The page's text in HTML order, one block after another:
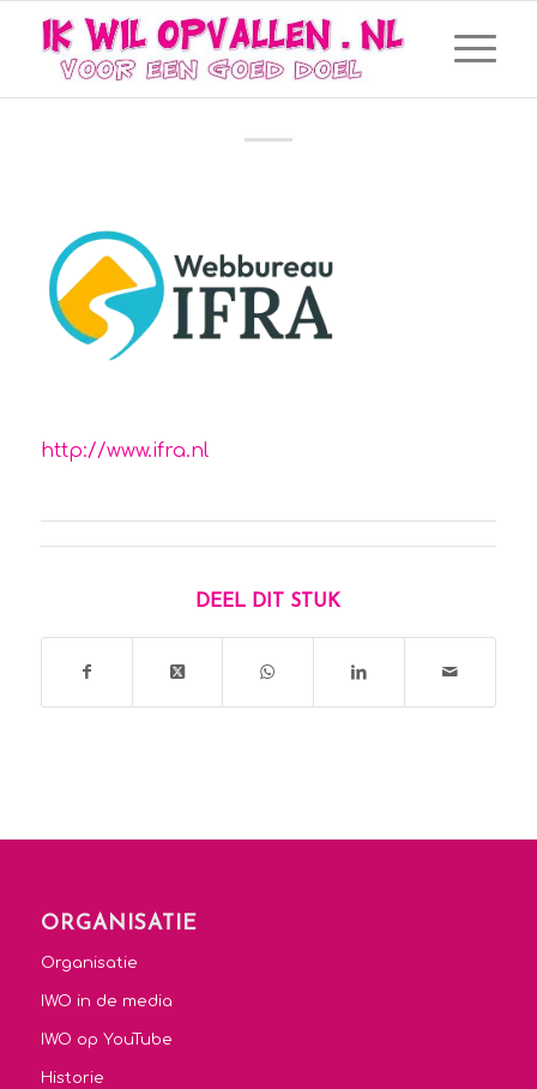
WEBBUREAU IFRA
http://www.ifra.nl
DEEL DIT STUK
ORGANISATIE
Organisatie
IWO in de media
IWO op YouTube
Historie